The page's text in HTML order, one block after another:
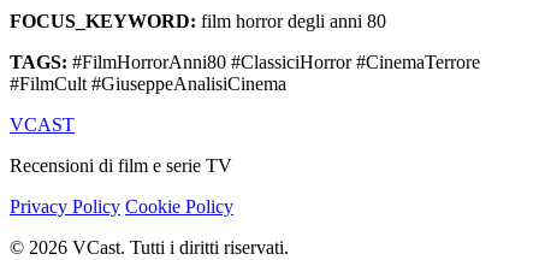
FOCUS_KEYWORD: film horror degli anni 80
TAGS: #FilmHorrorAnni80 #ClassiciHorror #CinemaTerrore
#FilmCult #GiuseppeAnalisiCinema
VCAST
Recensioni di film e serie TV
Privacy Policy Cookie Policy
© 2026 VCast. Tutti i diritti riservati.